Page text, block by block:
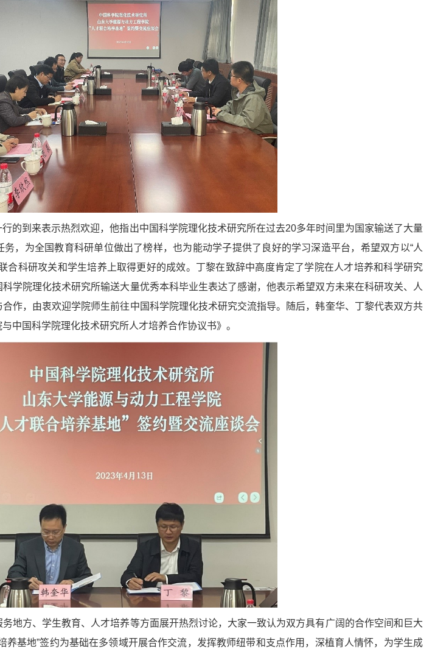
的到来表示热烈欢迎，他指出中国科学院理化技术研究所在过去20多年时间里为国家输送了大量
，为全国教育科研单位做出了榜样，也为能动学子提供了良好的学习深造平台，希望双方以“人
合科研攻关和学生培养上取得更好的成效。丁黎在致辞中高度肯定了学院在人才培养和科学研究
学院理化技术研究所输送大量优秀本科毕业生表达了感谢，他表示希望双方未来在科研攻关、人
作，由衷欢迎学院师生前往中国科学院理化技术研究交流指导。随后，韩奎华、丁黎代表双方共
中国科学院理化技术研究所人才培养合作协议书》。
地方、学生教育、人才培养等方面展开热烈讨论，大家一致认为双方具有广阔的合作空间和巨大
养基地”签约为基础在多领域开展合作交流，发挥教师纽带和支点作用，深植育人情怀，为学生成